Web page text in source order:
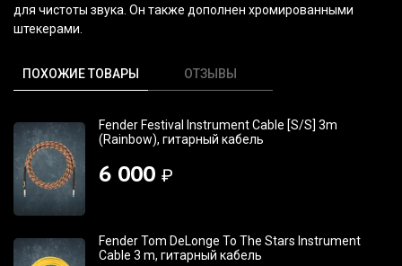
для чистоты звука. Он также дополнен хромированными
штекерами.
ПОХОЖИЕ ТОВАРЫ ОТЗЫВЫ
Fender Festival Instrument Cable [S/S] 3m
(Rainbow), гитарный кабель
6 000 ₽
Fender Tom DeLonge To The Stars Instrument
Cable 3 m, гитарный кабель